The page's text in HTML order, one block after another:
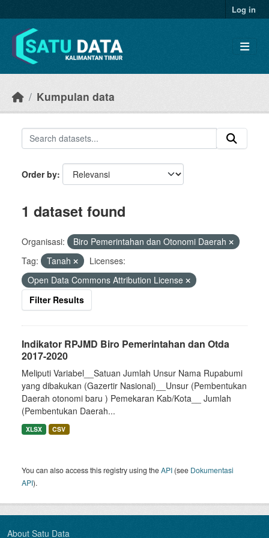
Log in
Kumpulan data
Order by
1 dataset found
Organisasi:
Biro Pemerintahan dan Otonomi Daerah
Tag:
Tanah
Licenses:
Open Data Commons Attribution License
Filter Results
Indikator RPJMD Biro Pemerintahan dan Otda
2017-2020
Meliputi Variabel__Satuan Jumlah Unsur Nama Rupabumi
yang dibakukan (Gazertir Nasional)__Unsur (Pembentukan
Daerah otonomi baru ) Pemekaran Kab/Kota__ Jumlah
(Pembentukan Daerah...
XLSX CSV
You can also access this registry using theAPI (see Dokumentasi
API).
About Satu Data